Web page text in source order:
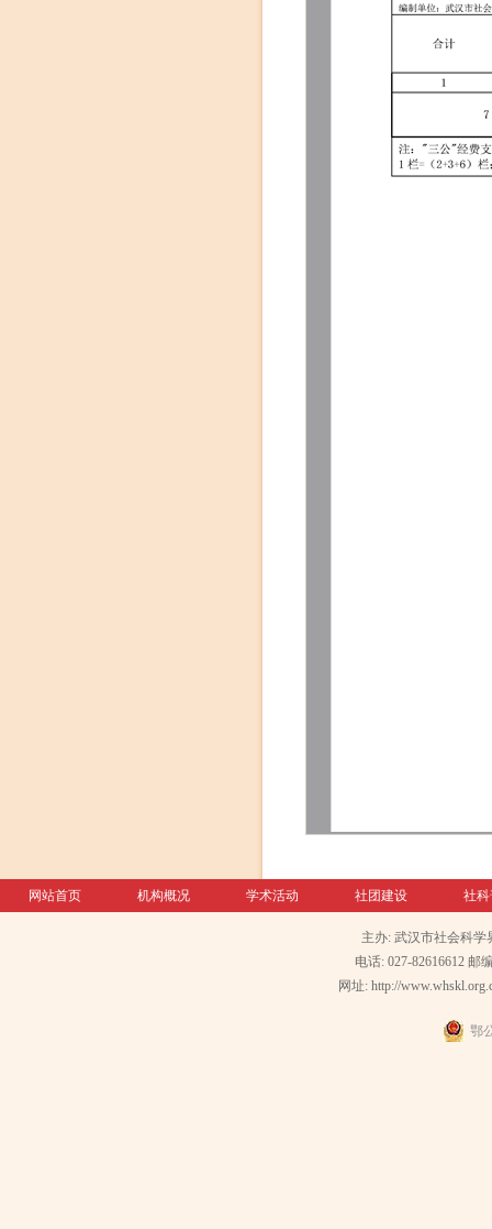
网站首页 机构概况 学术活动 社团建设 社
主办: 武汉市社会科学
电话: 027-82616612 邮
网址: http://
鄂